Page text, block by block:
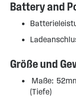
Battery and
Größe und
Maße:
(Tiefe)